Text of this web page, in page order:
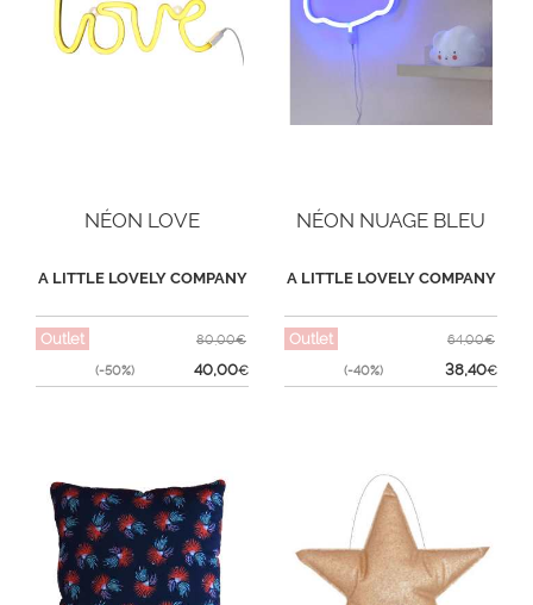
NÉON LOVE
A LITTLE LOVELY COMPANY
Outlet
(-50%)
80,00€
40,00€
NÉON NUAGE BLEU
A LITTLE LOVELY COMPANY
Outlet
(-40%)
64,00€
38,40€